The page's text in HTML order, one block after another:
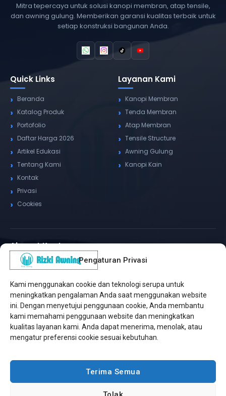
Pengaturan Privasi
Kami menggunakan cookie dan teknologi serupa untuk
meningkatkan pengalaman Anda saat menggunakan website
ini. Dengan menyetujui penggunaan cookie, Anda membantu
kami memahami penggunaan website dan meningkatkan
kualitas layanan kami. Anda dapat menerima, menolak, atau
mengatur preferensi cookie sesuai kebutuhan.
Terima Semua
Mitra tepercaya untuk solusi kanopi membran, atap tensile,
dan awning gulung. Memberikan garansi kualitas terbaik untuk
setiap konstruksi bangunan Anda.
Quick Links
Beranda
Katalog Produk
Portofolio
Daftar Harga 2026
Artikel Edukasi
Tentang Kami
Kontak
Privasi
Cookies
Layanan Kami
Kanopi Membran
Tenda Membran
Atap Membran
Tensile Structure
Awning Gulung
Kanopi Kain
Alamat Kantor
✆ WhatsApp / Telepon
Pusat Sukabumi
Sukamanis, Kadudampit, Sukabumi
Cabang Jakarta
Kembangan, Jakarta Barat
Sektor A3, Tangerang Selatan